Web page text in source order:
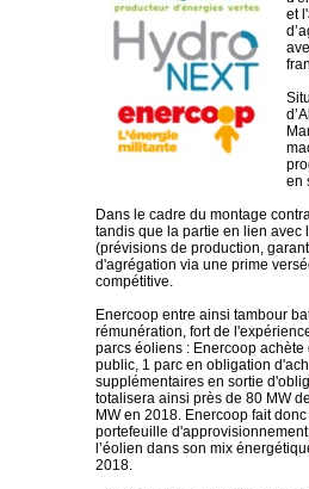
et
en
Dans le cadre du montage
tandis que la partie en lien avec
(prévisions de production,
d'agrégation via une prime
compétitive.
Enercoop entre ainsi tambour
rémunération, fort de
parcs éoliens : Enercoop
public, 1 parc en obligation
supplémentaires en sortie
totalisera ainsi près de 80 MW
MW en 2018. Enercoop fait
portefeuille
l’éolien dans son mix
2018.